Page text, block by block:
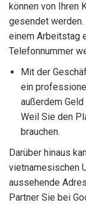
können von Ihren
gesendet werden.
einem Arbeitstag
Telefonnummer
Mit der
ein
außerdem
Weil Sie den
brauchen.
Darüber hinaus
vietnamesischen
aussehende
Partner Sie bei